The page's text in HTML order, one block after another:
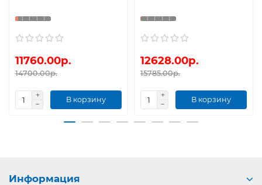
11760.00р.
14700.00р.
В корзину
12628.00р.
15785.00р.
В корзину
Информация